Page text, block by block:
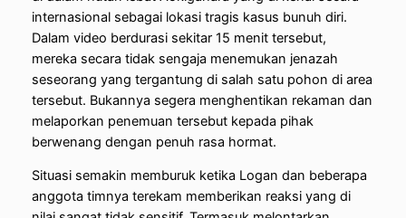
internasional sebagai lokasi tragis kasus bunuh diri.
Dalam video berdurasi sekitar 15 menit tersebut,
mereka secara tidak sengaja menemukan jenazah
seseorang yang tergantung di salah satu pohon di area
tersebut. Bukannya segera menghentikan rekaman dan
melaporkan penemuan tersebut kepada pihak
berwenang dengan penuh rasa hormat.
Situasi semakin memburuk ketika Logan dan beberapa
anggota timnya terekam memberikan reaksi yang di